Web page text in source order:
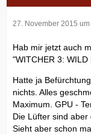
27. November 2015
Hab mir jetzt auch
"WITCHER 3: WILD
Hatte ja
nichts. Alles
Maximum. GPU -
Die Lüfter sind aber
Sieht aber schon